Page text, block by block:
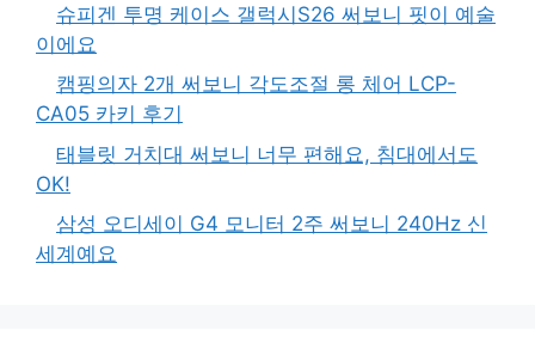
슈피겐 투명 케이스 갤럭시S26 써보니 핏이 예술
이에요
캠핑의자 2개 써보니 각도조절 롱 체어 LCP-
CA05 카키 후기
태블릿 거치대 써보니 너무 편해요, 침대에서도
OK!
삼성 오디세이 G4 모니터 2주 써보니 240Hz 신
세계예요